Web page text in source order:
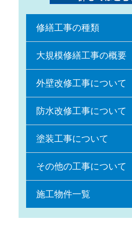
修繕工事の種類
大規模修繕工事の概要
外壁改修工事について
防水改修工事について
塗装工事について
その他の工事について
施工物件一覧